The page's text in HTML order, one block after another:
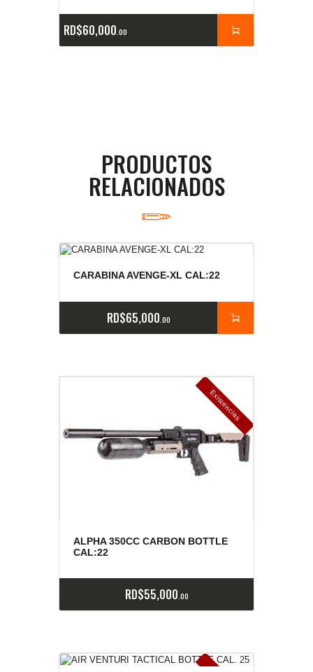
RD$60,000 00
PRODUCTOS
RELACIONADOS
CARABINA AVENGE-XL CAL:22
RD$65,000 00
E
x
is
t
e
n
c
ia
s
a
g
o
t
a
d
a
s
ALPHA 350CC CARBON BOTTLE
CAL:22
RD$55,000 00